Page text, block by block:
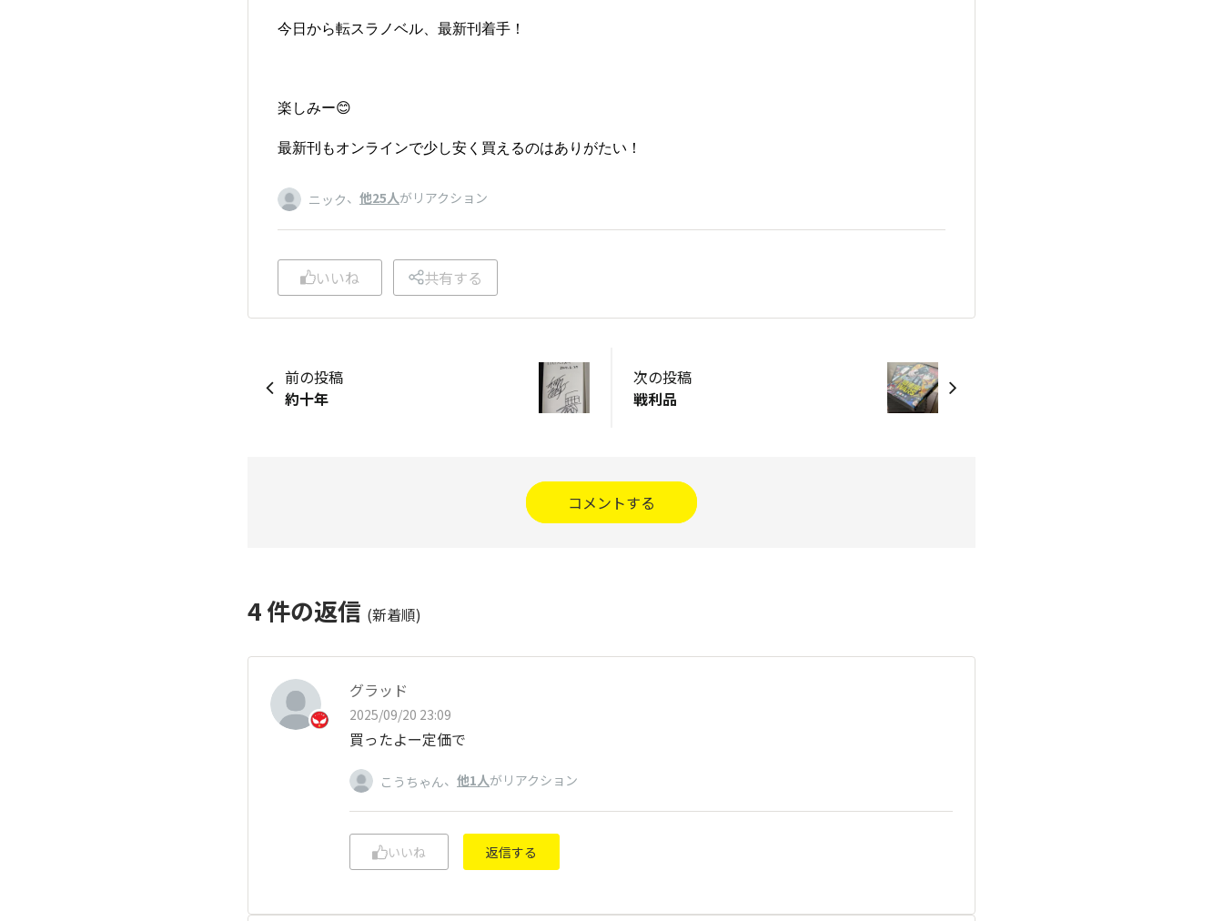
今日から転スラノベル、最新刊着手！
楽しみー😊
最新刊もオンラインで少し安く買えるのはありがたい！
ニック、 他25人がリアクション
いいね 共有する
前の投稿
約十年
次の投稿
戦利品
コメントする
4件の返信 (新着順)
グラッド
2025/09/20 23:09
買ったよー定価で
こうちゃん、 他1人がリアクション
いいね 返信する